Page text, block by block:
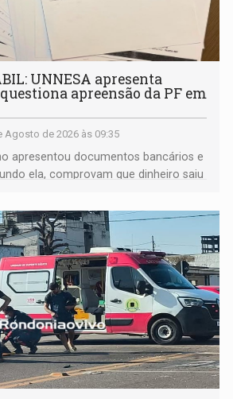
UNNESA apresenta
apreensão da PF em
Agosto de 2026 às 09:35
apresentou documentos bancários e
ela, comprovam que dinheiro saiu
já estava dentro da sede da entidade
em Rondônia